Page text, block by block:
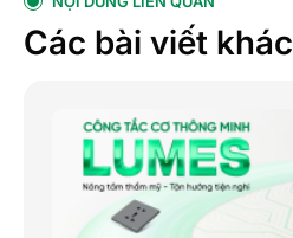
Các bài viết khác